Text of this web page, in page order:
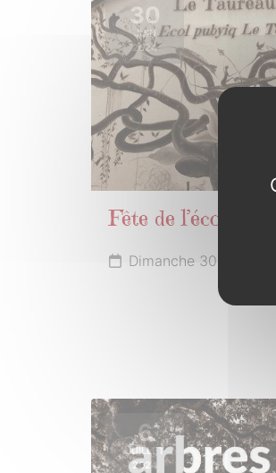
30
JUIN
2024
Fête de l’école
Dimanche 30 juin 2024
6
JUILLET
2024